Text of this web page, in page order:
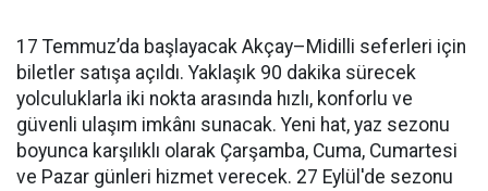
17 Temmuz’da başlayacak Akçay–Midilli seferleri için
biletler satışa açıldı. Yaklaşık 90 dakika sürecek
yolculuklarla iki nokta arasında hızlı, konforlu ve
güvenli ulaşım imkânı sunacak. Yeni hat, yaz sezonu
boyunca karşılıklı olarak Çarşamba, Cuma, Cumartesi
ve Pazar günleri hizmet verecek. 27 Eylül'de sezonu